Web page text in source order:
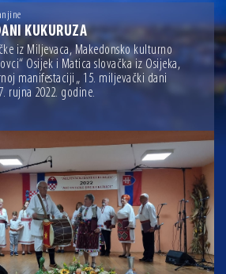
sjednica Gradskog vijeća Grada Osijeka. Gradonačelnik
vrtiće upisan rekordan broj djece, te najavio cjelovitu
Ante Starčevića
u Zlatnoj dvorani Musikvereina obilježio 30 godina
vodostaja i pravodobnih mjera komarci ove godine pod
Dan pobjede i domovinske zahvalnosti i Dan
KUKURUZA
iz Miljevaca, Makedonsko kulturno
Osijek i Matica slovačka iz Osijeka,
manifestaciji „ 15. miljevački dani
rujna 2022. godine.